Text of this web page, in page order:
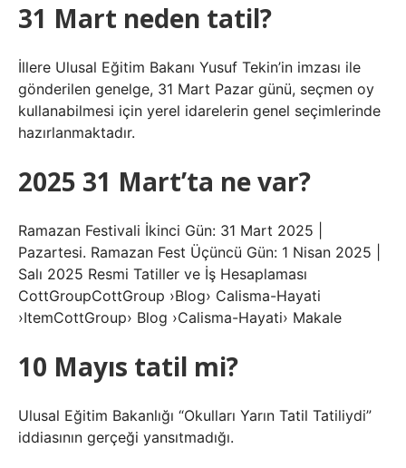
31 Mart neden tatil?
İllere Ulusal Eğitim Bakanı Yusuf Tekin’in imzası ile
gönderilen genelge, 31 Mart Pazar günü, seçmen oy
kullanabilmesi için yerel idarelerin genel seçimlerinde
hazırlanmaktadır.
2025 31 Mart’ta ne var?
Ramazan Festivali İkinci Gün: 31 Mart 2025 |
Pazartesi. Ramazan Fest Üçüncü Gün: 1 Nisan 2025 |
Salı 2025 Resmi Tatiller ve İş Hesaplaması
CottGroupCottGroup ›Blog› Calisma-Hayati
›ItemCottGroup› Blog ›Calisma-Hayati› Makale
10 Mayıs tatil mi?
Ulusal Eğitim Bakanlığı “Okulları Yarın Tatil Tatiliydi”
iddiasının gerçeği yansıtmadığı.